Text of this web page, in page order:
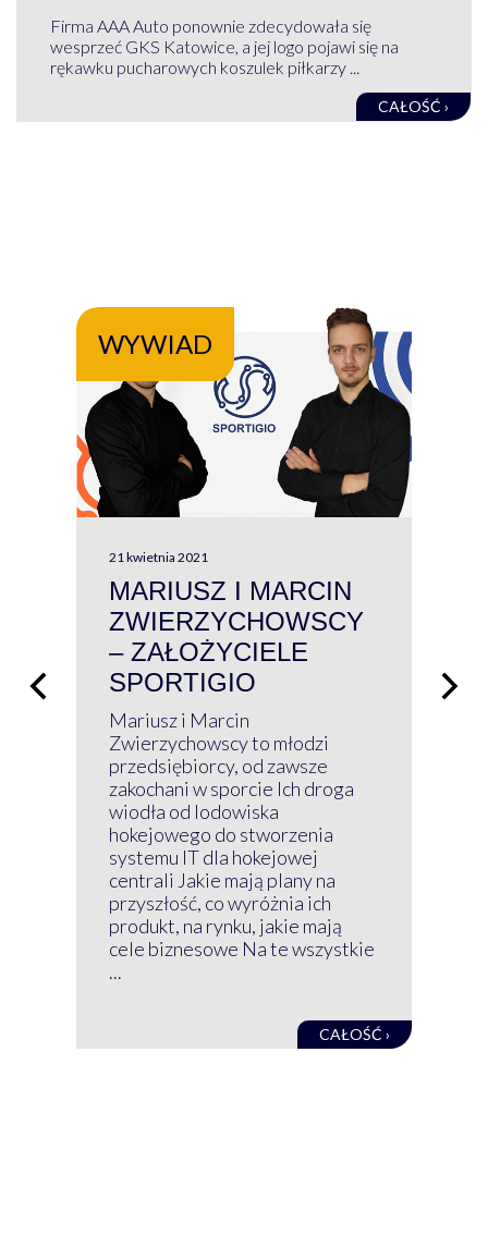
Firma AAA Auto ponownie zdecydowała się
wesprzeć GKS Katowice, a jej logo pojawi się na
rękawku pucharowych koszulek piłkarzy ...
CAŁOŚĆ ›
WYWIAD
21 kwietnia 2021
MARIUSZ I MARCIN
ZWIERZYCHOWSCY
– ZAŁOŻYCIELE
SPORTIGIO
Mariusz i Marcin
Zwierzychowscy to młodzi
przedsiębiorcy, od zawsze
zakochani w sporcie Ich droga
wiodła od lodowiska
hokejowego do stworzenia
systemu IT dla hokejowej
centrali Jakie mają plany na
przyszłość, co wyróżnia ich
produkt, na rynku, jakie mają
cele biznesowe Na te wszystkie
...
CAŁOŚĆ ›